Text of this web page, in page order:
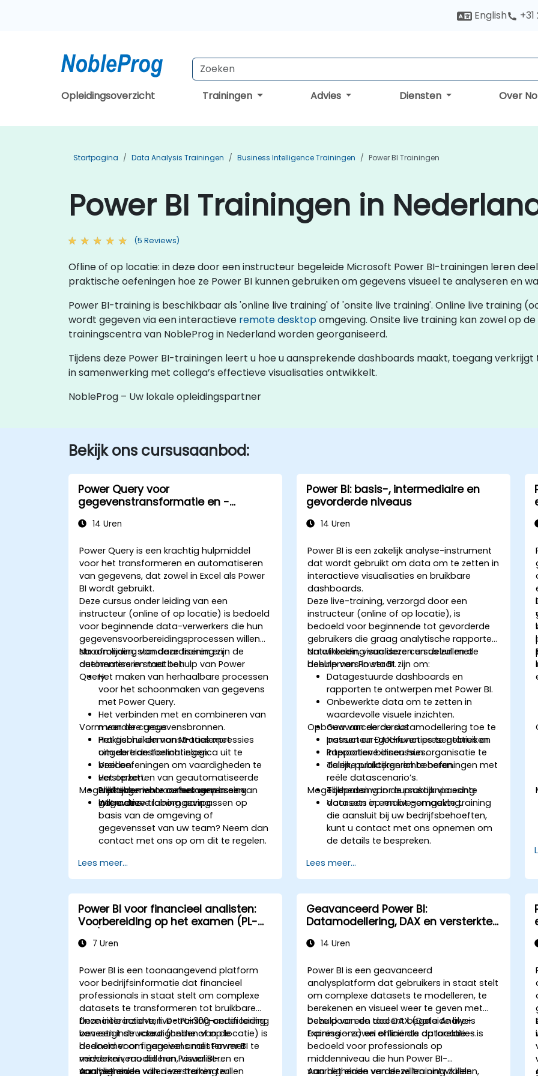
English
Opleidingsoverzicht Trainingen Advies Diensten Over
Startpagina Data Analysis Trainingen Business Intelligence Trainingen Power BI Trainingen
Power BI Trainingen in
(5 Reviews)
Ofline of op locatie: in deze door een instructeur begeleide Microsoft Power BI-trainingen leren
praktische oefeningen hoe ze Power BI kunnen gebruiken om gegevens visueel te analyseren en
Power BI-training is beschikbaar als 'online live training' of 'onsite live training'. Online live training
wordt gegeven via een interactieve remote desktopomgeving. Onsite live training kan zowel op
trainingscentra van NobleProg in Nederland worden georganiseerd.
Tijdens deze Power BI-trainingen leert u hoe u aansprekende dashboards maakt, toegang
in samenwerking met collega’s effectieve visualisaties ontwikkelt.
NobleProg – Uw lokale opleidingspartner
Bekijk ons cursusaanbod:
Power Query voor
gegevenstransformatie en -
14 Uren
Power Query is een krachtig hulpmiddel
voor het transformeren en automatiseren
van gegevens, dat zowel in Excel als Power
BI wordt gebruikt.
Deze cursus onder leiding van een
instructeur (online of op locatie) is bedoeld
voor beginnende data-verwerkers die hun
gegevensvoorbereidingsprocessen willen
stroomlijnen, standaardiseren en
automatiseren met behulp van Power
Query.
Na afronding van deze training zijn de
deelnemers in staat tot:
Het maken van herhaalbare processen
voor het schoonmaken van gegevens
met Power Query.
Het verbinden met en combineren van
meerdere gegevensbronnen.
Het gebruiken van M-taalexpressies
om de transformatielogica uit te
breiden.
Het opzetten van geautomatiseerde
werkstromen voor het verversen van
gegevens.
Vorm van de cursus
Praktische demonstraties met
uitgebreide toelichtingen.
Veel oefeningen om vaardigheden te
versterken.
Praktijkgerichte oefeningen in een
interactieve labomgeving.
Mogelijkheden voor cursusaanpassing
Wilt u deze training aanpassen op
basis van de omgeving of
gegevensset van uw team? Neem dan
contact met ons op om dit te regelen.
Lees meer...
Power BI: basis-, intermediaire en
gevorderde niveaus
14 Uren
Power BI is een zakelijk analyse-instrument
dat wordt gebruikt om data om te zetten in
interactieve visualisaties en bruikbare
dashboards.
Deze live-training, verzorgd door een
instructeur (online of op locatie), is
bedoeld voor beginnende tot gevorderde
gebruikers die graag analytische rapporten
ontwikkelen, visualiseren en delen met
behulp van Power BI.
Na afronding van deze cursus zullen de
deelnemers in staat zijn om:
Datagestuurde dashboards en
rapporten te ontwerpen met Power BI.
Onbewerkte data om te zetten in
waardevolle visuele inzichten.
Geavanceerde datamodellering toe te
passen en DAX-functies te gebruiken.
Rapporten binnen hun organisatie te
delen, publiceren en beheren.
Opbouw van de cursus
Instructeur-gedreven presentaties en
interactieve discussies.
Talrijke praktijkgerichte oefeningen met
reële datascenario’s.
Toepassing in de praktijk via echte
datasets in een live-omgeving.
Mogelijkheden voor cursusaanpassing
Voor een op maat gemaakte training
die aansluit bij uw bedrijfsbehoeften,
kunt u contact met ons opnemen om
de details te bespreken.
Lees meer...
Power BI voor financieel analisten:
Voorbereiding op het examen (PL-
7 Uren
Power BI is een toonaangevend platform
voor bedrijfsinformatie dat financieel
professionals in staat stelt om complexe
datasets te transformeren tot bruikbare
financiële inzichten. De PL-300-certificering
bevestigt de vaardigheden van de
deelnemer om gegevens met Power BI te
verwerken, modelleren, visualiseren en
analyseren.
Deze interactieve, live-training onder leiding
van een instructeur (online of op locatie) is
bedoeld voor financieel analisten met
middenniveau die hun Power BI-
vaardigheden willen versterken ter
Aan het einde van deze training zullen
Geavanceerd Power BI:
Datamodellering, DAX en versterkte
14 Uren
Power BI is een geavanceerd
analysplatform dat gebruikers in staat stelt
om complexe datasets te modelleren, te
berekenen en visueel weer te geven met
behulp van de taal DAX (Data Analysis
Expressions) en efficiënte datarelaties.
Deze door een docent begeleide live-
training – zowel online als op locatie – is
bedoeld voor professionals op
middenniveau die hun Power BI-
vaardigheden verder willen ontwikkelen,
Aan het einde van deze training zullen